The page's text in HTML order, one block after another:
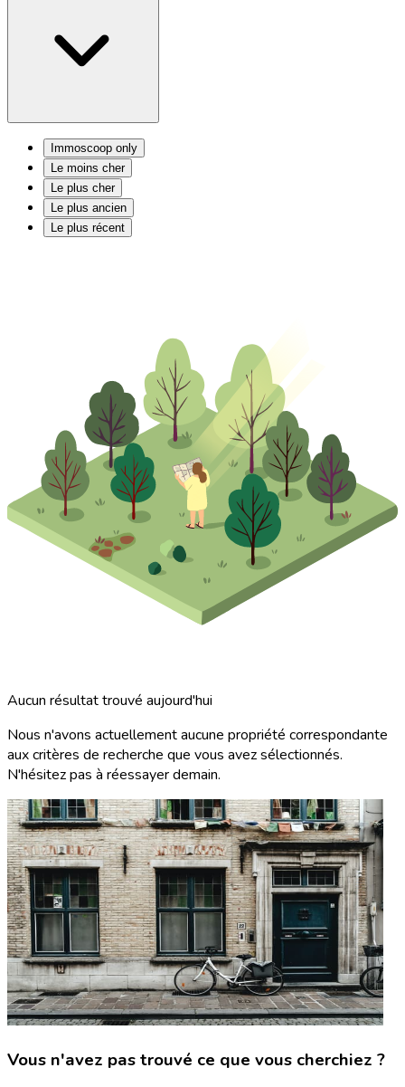
Immoscoop only
Le moins cher
Le plus cher
Le plus ancien
Le plus récent
Aucun résultat trouvé aujourd'hui
Nous n'avons actuellement aucune propriété correspondante
aux critères de recherche que vous avez sélectionnés.
N'hésitez pas à réessayer demain.
Vous n'avez pas trouvé ce que vous cherchiez ?